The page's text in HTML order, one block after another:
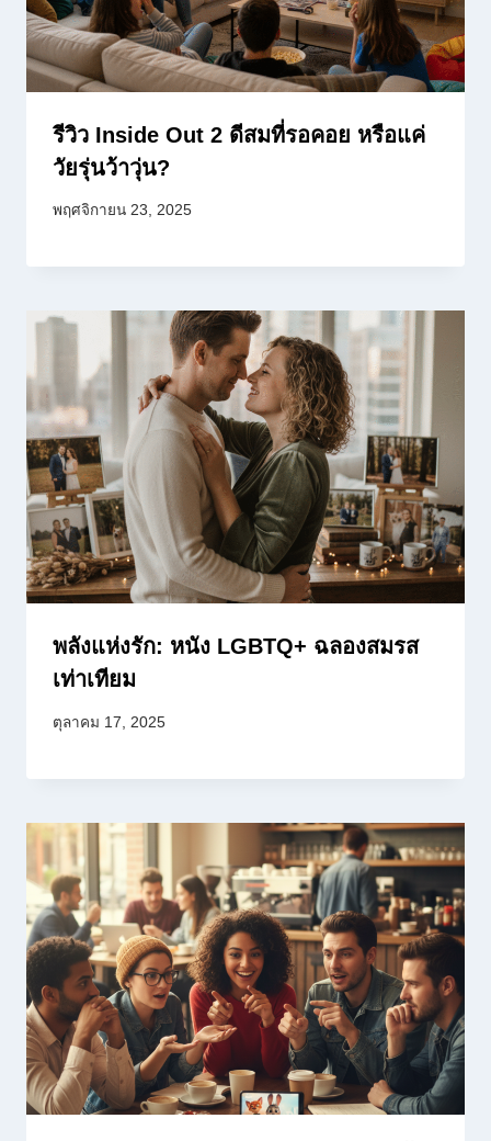
รีวิว Inside Out 2 ดีสมที่รอคอย หรือแค่
วัยรุ่นว้าวุ่น?
พฤศจิกายน 23, 2025
พลังแห่งรัก: หนัง LGBTQ+ ฉลองสมรส
เท่าเทียม
ตุลาคม 17, 2025